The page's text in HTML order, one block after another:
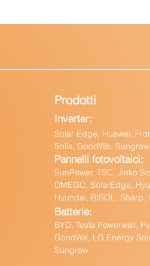
Prodotti
Inverter:
Solar Edge, Huawei,
Solis, GoodWe,
Pannelli fotovoltaici:
SunPower, TSC, Jinko
DMEGC, SolarEdge,
Hyundai, BISOL, Sharp,
Batterie:
BYD, Tesla Powerwall,
GoodWe, LG Energy
Sungrow